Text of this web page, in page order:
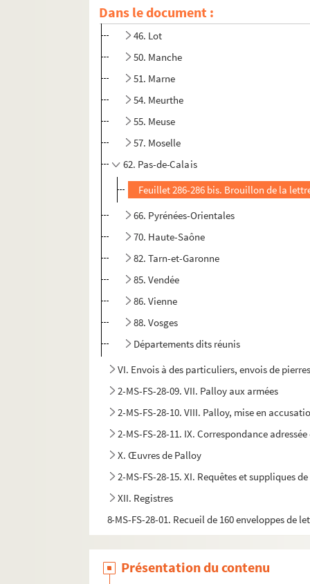
Dans le document :
40. Landes
46. Lot
50. Manche
51. Marne
54. Meurthe
55. Meuse
57. Moselle
62. Pas-de-Calais
Feuillet 286-286 bis. Brouillon de la
66. Pyrénées-Orientales
70. Haute-Saône
82. Tarn-et-Garonne
85. Vendée
86. Vienne
88. Vosges
Départements dits réunis
VI. Envois à des particuliers, envois de
2-MS-FS-28-09. VII. Palloy aux armées
2-MS-FS-28-10. VIII. Palloy, mise en
2-MS-FS-28-11. IX. Correspondance
X. Œuvres de Palloy
2-MS-FS-28-15. XI. Requêtes et suppliques
XII. Registres
8-MS-FS-28-01. Recueil de 160 enveloppes de
Présentation du contenu